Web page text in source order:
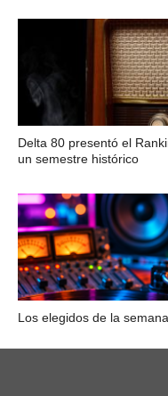
Delta 80 presentó el
un semestre histórico
Los elegidos de la semana